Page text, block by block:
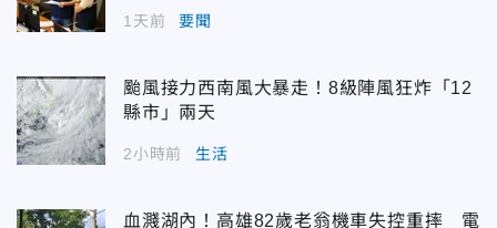
1天前 要聞
颱風接力西南風大暴走！8級陣風狂炸「12
縣市」兩天
2小時前 生活
血濺湖內！高雄82歲老翁機車失控重摔 電